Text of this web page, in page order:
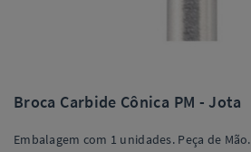
Broca Carbide Cônica PM - Jota
Embalagem com 1 unidades. Peça de Mão.